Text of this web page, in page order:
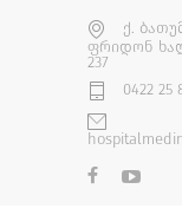
ქ.
ფრიდონ
237
0422 25